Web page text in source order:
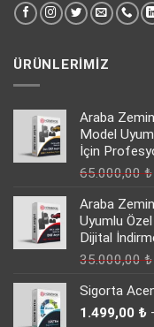
ÜRÜNLERIMIZ
Araba
Model
İçin
65.000,00₺
Araba
Uyumlu
Dijital
35.000,00₺
Sigorta
1.499,00 ₺